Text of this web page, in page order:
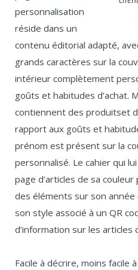
personnalisation
réside dans un
contenu éditorial adapté,
grands caractères sur la
intérieur complètement
goûts et habitudes d’achat.
contiennent des produitset
rapport aux goûts et
prénom est présent sur la
personnalisé. Le cahier qui
page d’articles de sa
des éléments sur son
son style associé à un QR
d’information sur les articles
Facile à décrire, moins facile